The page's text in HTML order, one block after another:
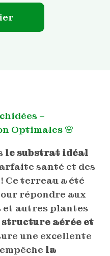
–
Optimales 🌸
le substrat idéal
santé et des
Ce terreau a été
répondre aux
et autres plantes
structure aérée et
une excellente
la